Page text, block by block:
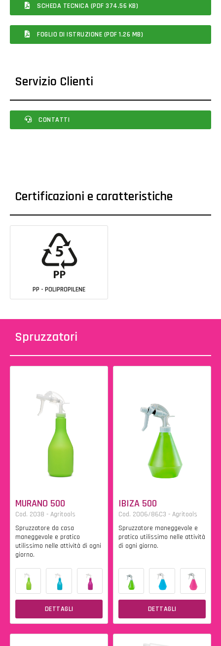
SCHEDA TECNICA (PDF 374.56 KB)
FOGLIO DI ISTRUZIONE (PDF 1.26 MB)
Servizio Clienti
CONTATTI
Certificazioni e caratteristiche
PP - POLIPROPILENE
Spruzzatori
MURANO 500
Cod. 2038 - Agritools
Spruzzatore da casa
maneggevole e pratico
utilissimo nelle attività di ogni
giorno.
DETTAGLI
IBIZA 500
Cod. 2006/86C3 - Agritools
Spruzzatore maneggevole e
pratico utilissimo nelle attività
di ogni giorno.
DETTAGLI